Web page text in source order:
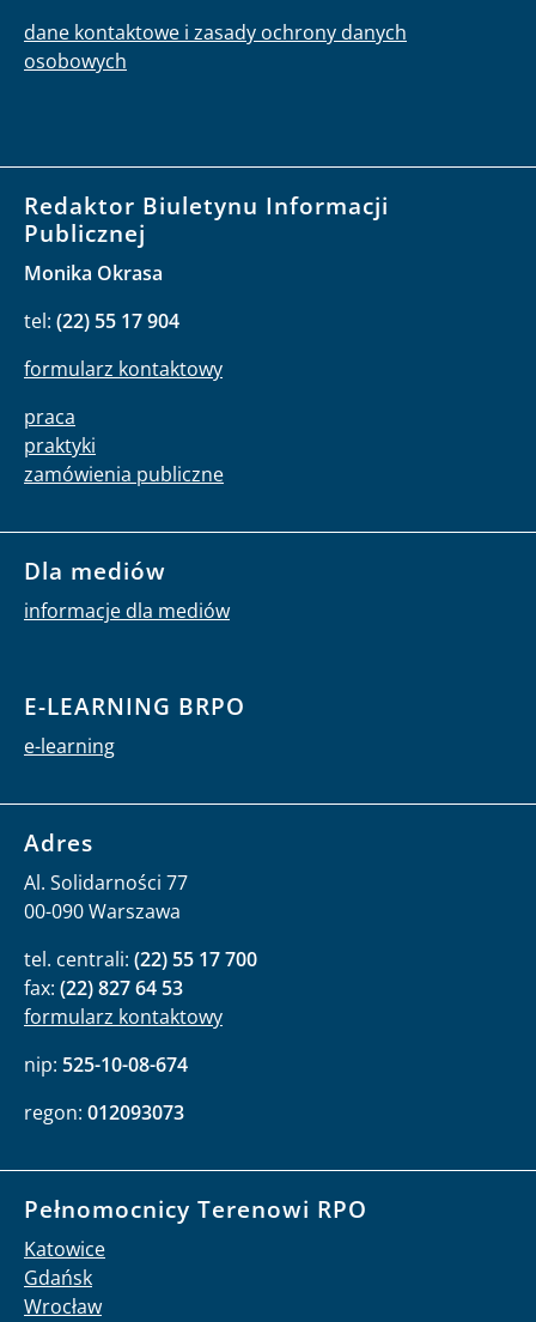
dane kontaktowe i zasady ochrony danych
osobowych
Redaktor Biuletynu Informacji
Publicznej
Monika Okrasa
tel: (22) 55 17 904
formularz kontaktowy
praca
praktyki
zamówienia publiczne
Dla mediów
informacje dla mediów
E-LEARNING BRPO
e-learning
Adres
Al. Solidarności 77
00-090 Warszawa
tel. centrali: (22) 55 17 700
fax: (22) 827 64 53
formularz kontaktowy
nip: 525-10-08-674
regon: 012093073
Pełnomocnicy Terenowi RPO
Katowice
Gdańsk
Wrocław